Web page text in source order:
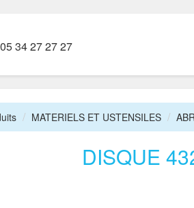
34 27 27 27
MATERIELS ET USTENSILES
DISQUE